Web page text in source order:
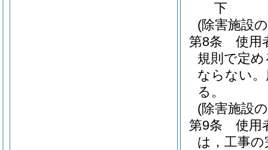
下
(除害施設
第8条
使用
規則で定
ならない。
る。
(除害施設
第9条
使用
は，工事